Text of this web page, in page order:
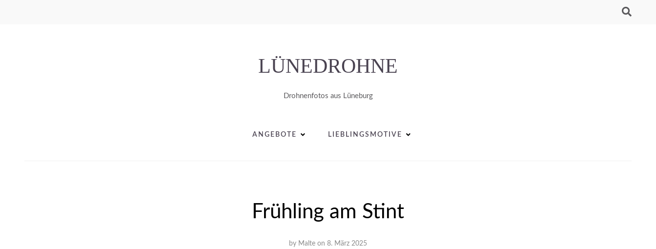
LÜNEDROHNE
Drohnenfotos aus Lüneburg
ANGEBOTE LIEBLINGSMOTIVE
Frühling am Stint
by Malte on 8. März 2025